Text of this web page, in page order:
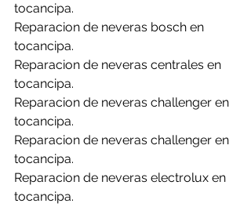
tocancipa.
Reparacion de neveras bosch en
tocancipa.
Reparacion de neveras centrales en
tocancipa.
Reparacion de neveras challenger en
tocancipa.
Reparacion de neveras challenger en
tocancipa.
Reparacion de neveras electrolux en
tocancipa.